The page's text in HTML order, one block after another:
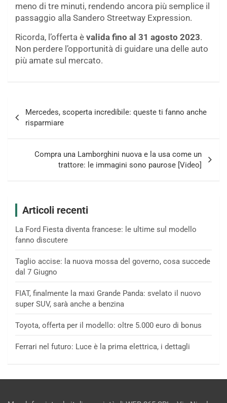
meno di tre minuti, rendendo ancora più semplice il
passaggio alla Sandero Streetway Expression.
Ricorda, l’offerta è valida fino al 31 agosto 2023.
Non perdere l’opportunità di guidare una delle auto
più amate sul mercato.
articoli
Mercedes, scoperta incredibile: queste ti fanno anche
risparmiare
Compra una Lamborghini nuova e la usa come un
trattore: le immagini sono paurose [Video]
Articoli recenti
La Ford Fiesta diventa francese: le ultime sul modello
fanno discutere
Taglio accise: la nuova mossa del governo, cosa succede
dal 7 Giugno
FIAT, finalmente la maxi Grande Panda: svelato il nuovo
super SUV, sarà anche a benzina
Toyota, offerta per il modello: oltre 5.000 euro di bonus
Ferrari nel futuro: Luce è la prima elettrica, i dettagli